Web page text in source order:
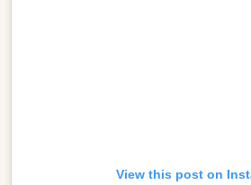
View this post on